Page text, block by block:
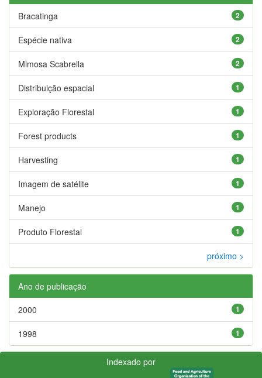
2
Bracatinga
2
Espécie nativa
2
Mimosa Scabrella
1
Distribuição espacial
1
Exploração Florestal
1
Forest products
1
Harvesting
1
Imagem de satélite
1
Manejo
1
Produto Florestal
próximo >
Ano de publicação
1
2000
1
1998
Indexado por